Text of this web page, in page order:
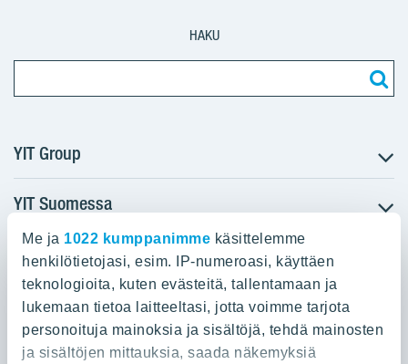
Me ja 1022 kumppanimme käsittelemme
henkilötietojasi, esim. IP-numeroasi, käyttäen
teknologioita, kuten evästeitä, tallentamaan ja
lukemaan tietoa laitteeltasi, jotta voimme tarjota
personoituja mainoksia ja sisältöjä, tehdä mainosten
ja sisältöjen mittauksia, saada näkemyksiä
HAKU
YIT Group
Tietoa YIT:stä
Töihin meille
Sijoittajat
Projektit
Media
YIT Suomessa
Myytävät asunnot
Vuokrattavat toimitilat
Kiinteistösijoittaminen
Infrarakentaminen
YIT:n pääkonttori
Panuntie 11, PL 36, 00620 Helsinki
020 433 111